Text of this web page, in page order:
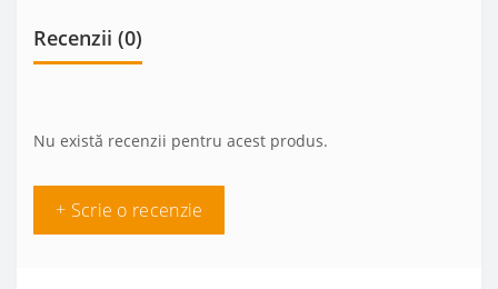
Recenzii (0)
Nu există recenzii pentru acest produs.
+ Scrie o recenzie